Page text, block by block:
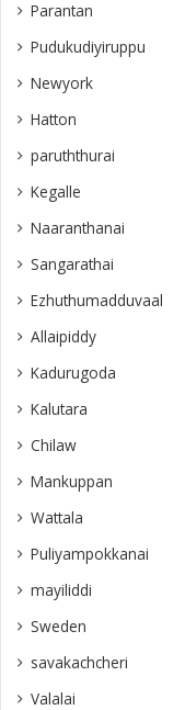
Parantan
Pudukudiyiruppu
Newyork
Hatton
paruththurai
Kegalle
Naaranthanai
Sangarathai
Ezhuthumadduvaal
Allaipiddy
Kadurugoda
Kalutara
Chilaw
Mankuppan
Wattala
Puliyampokkanai
mayiliddi
Sweden
savakachcheri
Valalai